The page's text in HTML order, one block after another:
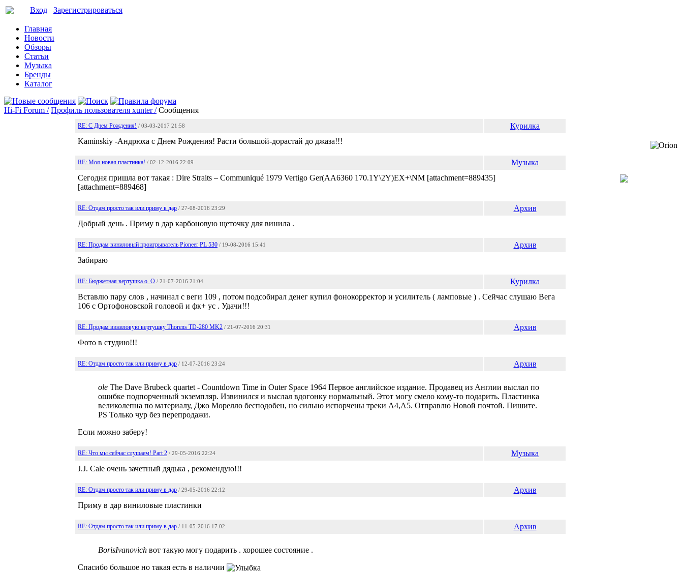
Вход Зарегистрироваться
Главная
Новости
Обзоры
Статьи
Музыка
Бренды
Каталог
Hi-Fi Forum / Профиль пользователя xunter / Сообщения
RE: С Днем Рождения! / 03-03-2017 21:58
Курилка
Kaminskiy -Андрюха с Днем Рождения! Расти большой-дорастай до джаза!!!
RE: Моя новая пластинка! / 02-12-2016 22:09
Музыка
Сегодня пришла вот такая : Dire Straits ‎– Communiqué 1979 Vertigo Ger(AA6360 170.1Y\2Y)EX+\NM [attachment=889435]
[attachment=889468]
RE: Отдам просто так или приму в дар / 27-08-2016 23:29
Архив
Добрый день . Приму в дар карбоновую щеточку для винила .
RE: Продам виниловый проигрыватель Pioneer PL 530 / 19-08-2016 15:41
Архив
Забираю
RE: Бюджетная вертушка о_О / 21-07-2016 21:04
Курилка
Вставлю пару слов , начинал с веги 109 , потом подсобирал денег купил фонокорректор и усилитель ( ламповые ) . Сейчас слушаю Вега
106 с Ортофоновской головой и фк+ ус . Удачи!!!
RE: Продам виниловую вертушку Thorens TD-280 MK2 / 21-07-2016 20:31
Архив
Фото в студию!!!
RE: Отдам просто так или приму в дар / 12-07-2016 23:24 Архив
ole The Dave Brubeck quartet - Countdown Time in Outer Space 1964 Первое английское издание. Продавец из Англии выслал по
ошибке подпорченный экземпляр. Извинился и выслал вдогонку нормальный. Этот могу смело кому-то подарить. Пластинка
великолепна по материалу, Джо Морелло бесподобен, но сильно испорчены треки А4,А5. Отправлю Новой почтой. Пишите.
PS Только чур без перепродажи.
Если можно заберу!
RE: Что мы сейчас слушаем! Part 2 / 29-05-2016 22:24
Музыка
J.J. Cale очень зачетный дядька , рекомендую!!!
RE: Отдам просто так или приму в дар / 29-05-2016 22:12
Архив
Приму в дар виниловые пластинки
RE: Отдам просто так или приму в дар / 11-05-2016 17:02 Архив
BorisIvanovich вот такую могу подарить . хорошее состояние .
Спасибо большое но такая есть в наличии